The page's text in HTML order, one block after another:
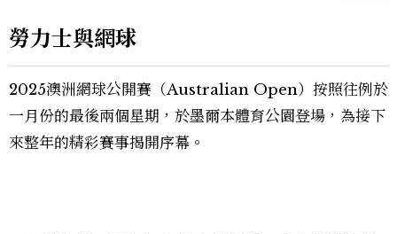
勞力士與網球
2025澳洲網球公開賽（Australian Open）按照往例於
一月份的最後兩個星期，於墨爾本體育公園登場，為接下
來整年的精彩賽事揭開序幕。